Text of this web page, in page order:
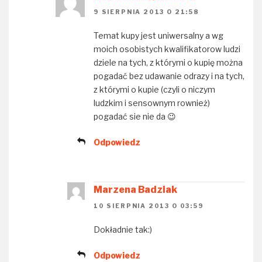
9 SIERPNIA 2013 O 21:58
Temat kupy jest uniwersalny a wg
moich osobistych kwalifikatorow ludzi
dziele na tych, z którymi o kupię można
pogadać bez udawanie odrazy i na tych,
z którymi o kupie (czyli o niczym
ludzkim i sensownym rownież)
pogadać sie nie da 😉
Odpowiedz
Marzena Badziak
10 SIERPNIA 2013 O 03:59
Dokładnie tak:)
Odpowiedz